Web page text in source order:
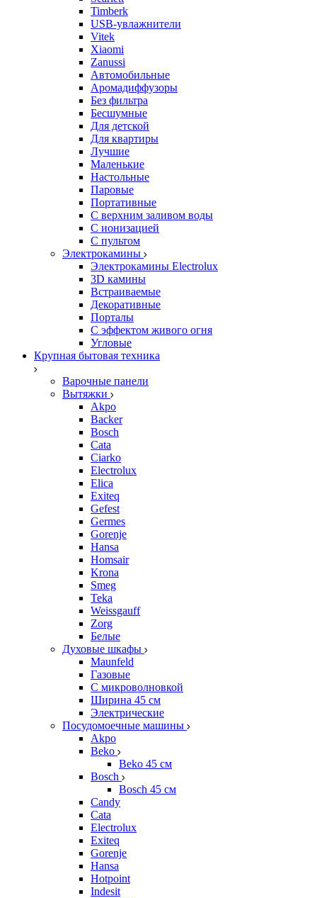
Timberk
USB-увлажнители
Vitek
Xiaomi
Zanussi
Автомобильные
Аромадиффузоры
Без фильтра
Бесшумные
Для детской
Для квартиры
Лучшие
Маленькие
Настольные
Паровые
Портативные
С верхним заливом воды
С ионизацией
С пультом
Электрокамины
Электрокамины Electrolux
3D камины
Встраиваемые
Декоративные
Порталы
С эффектом живого огня
Угловые
Крупная бытовая техника
Варочные панели
Вытяжки
Akpo
Backer
Bosch
Cata
Ciarko
Electrolux
Elica
Exiteq
Gefest
Germes
Gorenje
Hansa
Homsair
Krona
Smeg
Teka
Weissgauff
Zorg
Белые
Духовые шкафы
Maunfeld
Газовые
С микроволновкой
Ширина 45 см
Электрические
Посудомоечные машины
Akpo
Beko
Beko 45 см
Bosch
Bosch 45 см
Candy
Cata
Electrolux
Exiteq
Gorenje
Hansa
Hotpoint
Indesit